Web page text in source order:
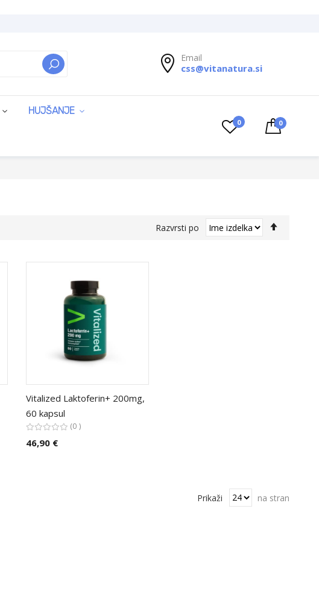
ISKANJE
Email
css@vitanatura.si
HUJŠANJE
0 0
Razvrsti po
Vitalized Laktoferin+ 200mg,
60 kapsul
0
46,90 €
Prikaži na stran